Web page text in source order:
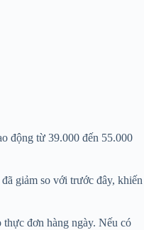
động từ 39.000 đến 55.000
giảm so với trước đây, khiến
đơn hàng ngày. Nếu có